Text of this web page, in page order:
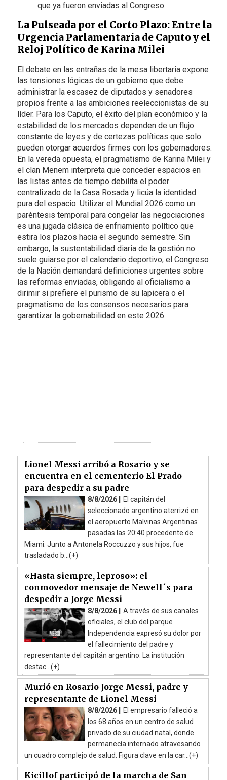
que ya fueron enviadas al Congreso.
La Pulseada por el Corto Plazo: Entre la
Urgencia Parlamentaria de Caputo y el
Reloj Político de Karina Milei
El debate en las entrañas de la mesa libertaria expone
las tensiones lógicas de un gobierno que debe
administrar la escasez de diputados y senadores
propios frente a las ambiciones reeleccionistas de su
líder. Para los Caputo, el éxito del plan económico y la
estabilidad de los mercados dependen de un flujo
constante de leyes y de certezas políticas que solo
pueden otorgar acuerdos firmes con los gobernadores.
En la vereda opuesta, el pragmatismo de Karina Milei y
el clan Menem interpreta que conceder espacios en
las listas antes de tiempo debilita el poder
centralizado de la Casa Rosada y licúa la identidad
pura del espacio. Utilizar el Mundial 2026 como un
paréntesis temporal para congelar las negociaciones
es una jugada clásica de enfriamiento político que
estira los plazos hacia el segundo semestre. Sin
embargo, la sustentabilidad diaria de la gestión no
suele guiarse por el calendario deportivo; el Congreso
de la Nación demandará definiciones urgentes sobre
las reformas enviadas, obligando al oficialismo a
dirimir si prefiere el purismo de su lapicera o el
pragmatismo de los consensos necesarios para
garantizar la gobernabilidad en este 2026.
Lionel Messi arribó a Rosario y se
encuentra en el cementerio El Prado
para despedir a su padre
8/8/2026 ||
El capitán del
seleccionado argentino aterrizó en
el aeropuerto Malvinas Argentinas
pasadas las 20:40 procedente de
Miami. Junto a Antonela Roccuzzo y sus hijos, fue
trasladado b...(+)
«Hasta siempre, leproso»: el
conmovedor mensaje de Newell´s para
despedir a Jorge Messi
8/8/2026 || A través de sus canales
oficiales, el club del parque
Independencia expresó su dolor por
el fallecimiento del padre y
representante del capitán argentino. La institución
destac...(+)
Murió en Rosario Jorge Messi, padre y
representante de Lionel Messi
8/8/2026 ||
El empresario falleció a
los 68 años en un centro de salud
privado de su ciudad natal, donde
permanecía internado atravesando
un cuadro complejo de salud. Figura clave en la car...(+)
Kicillof participó de la marcha de San